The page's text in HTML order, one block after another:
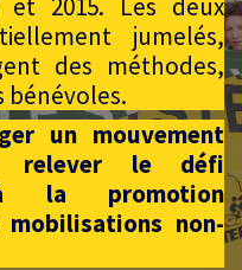
et 2015. Les deux
jumelés,
des méthodes,
bénévoles.
un mouvement
relever le défi
la promotion
non-